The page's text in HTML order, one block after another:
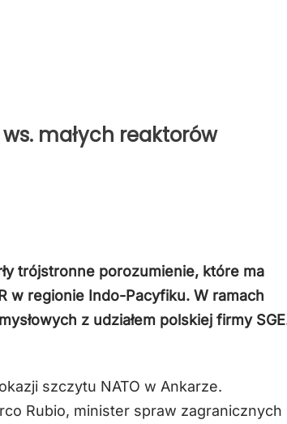
małych reaktorów
trójstronne porozumienie, które ma
w regionie Indo-Pacyfiku. W ramach
z udziałem polskiej firmy
szczytu NATO w Ankarze.
Rubio, minister spraw zagranicznych